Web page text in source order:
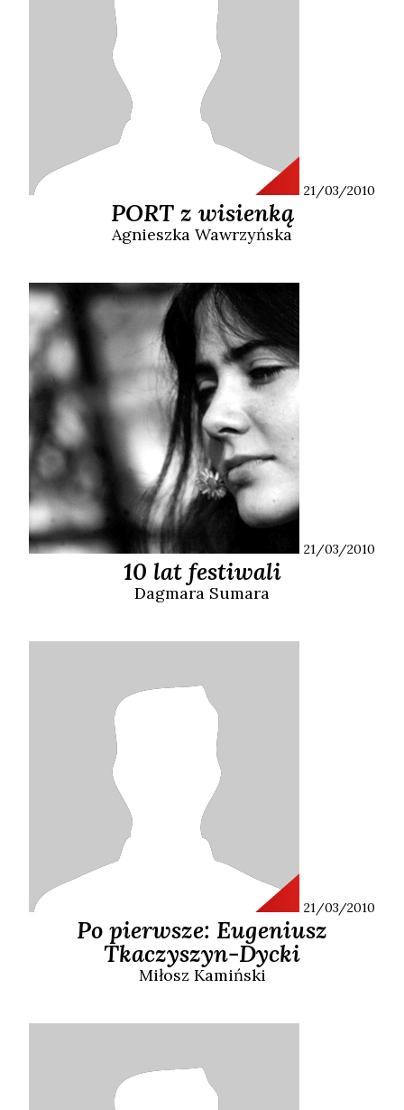
21/03/2010
PORT z wisienką
Agnieszka Wawrzyńska
21/03/2010
10 lat festiwali
Dagmara Sumara
21/03/2010
Po pierwsze: Eugeniusz
Tkaczyszyn-Dycki
Miłosz Kamiński